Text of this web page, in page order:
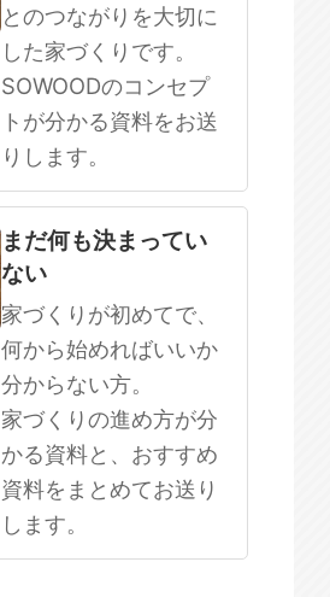
とのつながりを大切に
した家づくりです。
SOWOODのコンセプ
トが分かる資料をお送
りします。
まだ何も決まってい
ない
家づくりが初めてで、
何から始めればいいか
分からない方。
家づくりの進め方が分
かる資料と、おすすめ
資料をまとめてお送り
します。